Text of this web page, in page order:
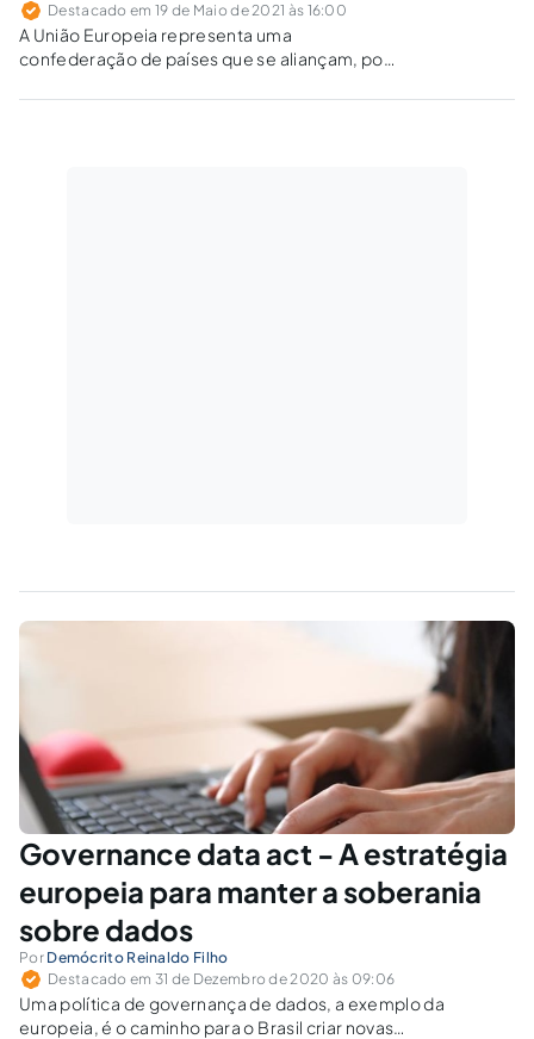
Destacado em 19 de Maio de 2021 às 16:00
A União Europeia representa uma
confederação de países que se aliançam, por
Tratado sobre o Funcionamento da União
Governance data act - A estratégia
europeia para manter a soberania
sobre dados
Por Demócrito Reinaldo Filho
Destacado em 31 de Dezembro de 2020 às 09:06
Uma política de governança de dados, a exemplo da
europeia, é o caminho para o Brasil criar novas